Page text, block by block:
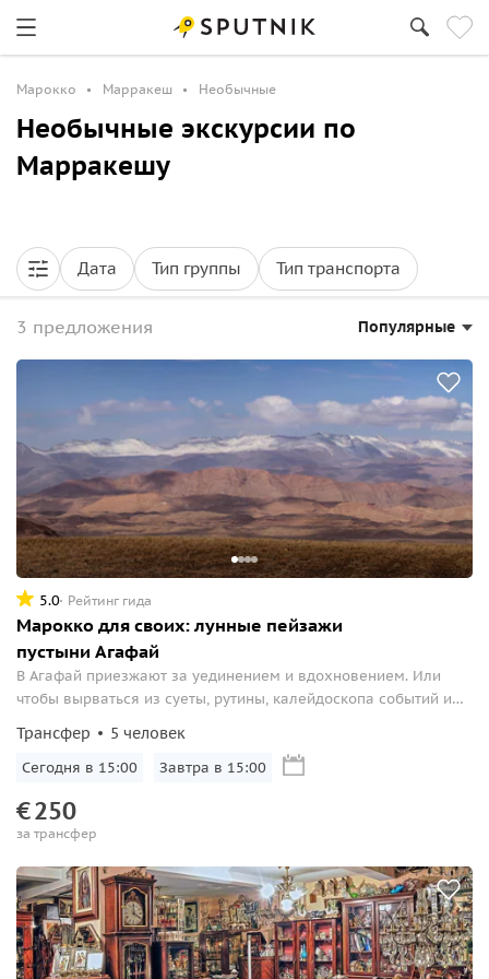
Марокко Марракеш Необычные
Необычные экскурсии по
Марракешу
Дата Тип группы Тип транспорта
3 предложения Популярные
5.0 Рейтинг гида
Марокко для своих: лунные пейзажи
пустыни Агафай
В Агафай приезжают за уединением и вдохновением. Или
чтобы вырваться из суеты, рутины, калейдоскопа событий и
дюнам на квадроциклах или степенно прокатиться на
верблюде...
Трансфер 5 человек
Сегодня в 15:00 Завтра в 15:00
€250
за трансфер